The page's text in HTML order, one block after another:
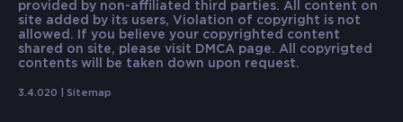
provided by non-affiliated third parties. All content on
site added by its users, Violation of copyright is not
allowed. If you believe your copyrighted content
shared on site, please visit DMCA page. All copyrigted
contents will be taken down upon request.
3.4.020 | Sitemap